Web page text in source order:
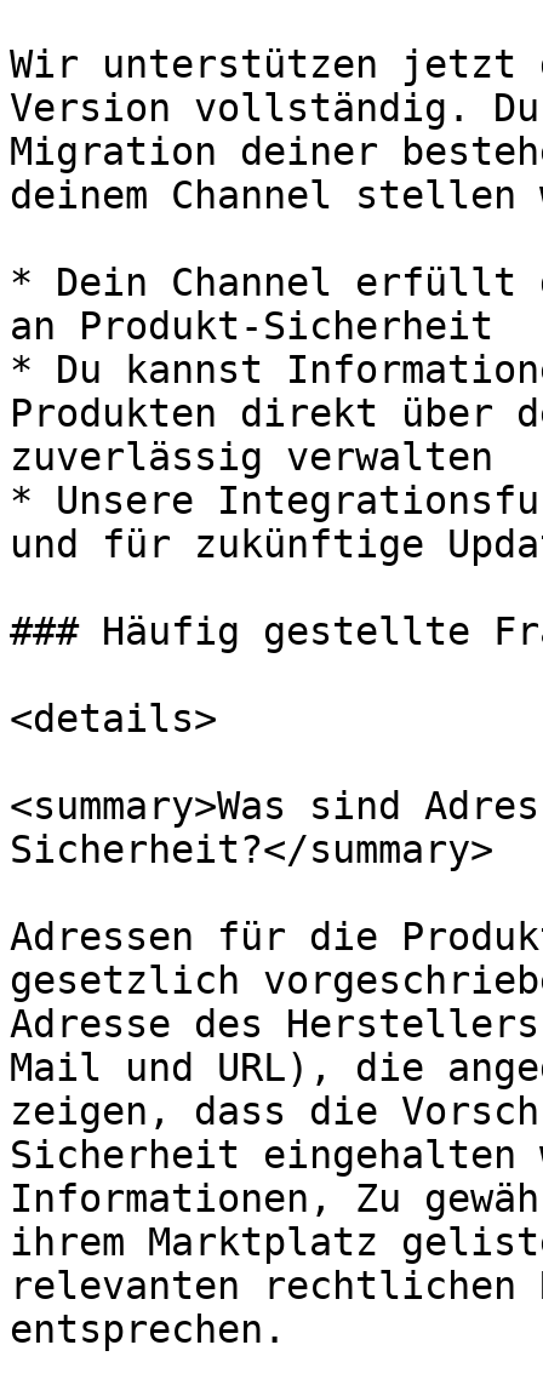
Wir unterstützen jetzt
Version vollständig.
Migration deiner
deinem Channel
* Dein Channel erfüllt
an Produkt-Sicherheit
* Du kannst
Produkten direkt über
zuverlässig verwalten
* Unsere
und für zukünftige
### Häufig gestellte
<details>
<summary>Was sind
Sicherheit?</summary>
Adressen für die
gesetzlich
Adresse des
Mail und URL), die
zeigen, dass die
Sicherheit eingehalten
Informationen, Zu
ihrem Marktplatz
relevanten rechtlichen
entsprechen.